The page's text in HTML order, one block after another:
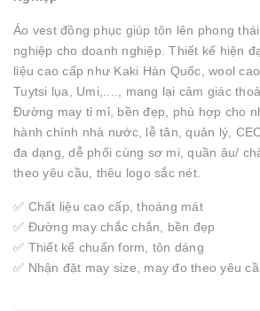
Áo vest đồng phục giúp tôn lên phong
nghiệp cho doanh nghiệp. Thiết kế hiện
liệu cao cấp như Kaki Hàn Quốc, wool
Tuytsi lụa, Umi,...., mang lại cảm giác
Đường may tỉ mỉ, bền đẹp, phù hợp cho
hành chính nhà nước, lễ tân, quản lý,
đa dạng, dễ phối cùng sơ mi, quần âu/
theo yêu cầu, thêu logo sắc nét.
✅ Chất liệu cao cấp, thoáng mát
✅ Đường may chắc chắn, bền đẹp
✅ Thiết kế chuẩn form, tôn dáng
✅ Nhận đặt may size, may đo theo yêu